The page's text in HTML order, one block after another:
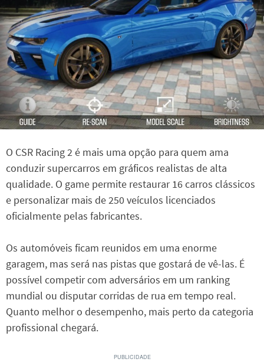
O CSR Racing 2 é mais uma opção para quem ama
conduzir supercarros em gráficos realistas de alta
qualidade. O game permite restaurar 16 carros clássicos
e personalizar mais de 250 veículos licenciados
oficialmente pelas fabricantes.
Os automóveis ficam reunidos em uma enorme
garagem, mas será nas pistas que gostará de vê-las. É
possível competir com adversários em um ranking
mundial ou disputar corridas de rua em tempo real.
Quanto melhor o desempenho, mais perto da categoria
profissional chegará.